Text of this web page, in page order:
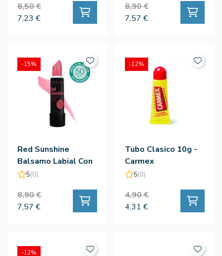
8,50 €
7,23 €
8,90 €
7,57 €
Red Sunshine
Balsamo Labial Con
Color Spf50
5(0)
8,90 €
7,57 €
-15%
Tubo Clasico 10g -
Carmex
5(0)
4,90 €
4,31 €
-12%
-12%